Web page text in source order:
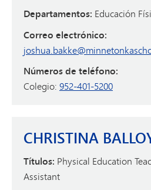
Departamentos: Educación
Correo electrónico:
Números de teléfono:
Colegio: 952-401-5200
CHRISTINA
Títulos: Physical Education
Assistant